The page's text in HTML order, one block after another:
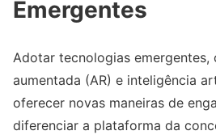
Emergentes
Adotar tecnologias emergentes,
aumentada (AR) e inteligência
oferecer novas maneiras de
diferenciar a plataforma da